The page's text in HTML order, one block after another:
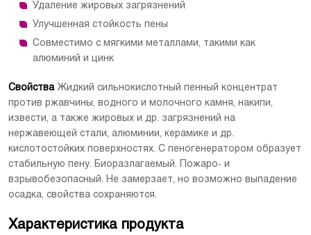
Удаление жировых загрязнений
Улучшенная стойкость пены
Совместимо с мягкими металлами, такими как
алюминий и цинк
Свойства Жидкий сильнокислотный пенный концентрат
против ржавчины, водного и молочного камня, накипи,
извести, а также жировых и др. загрязнений на
нержавеющей стали, алюминии, керамике и др.
кислотостойких поверхностях. С пеногенератором образует
стабильную пену. Биоразлагаемый. Пожаро- и
взрывобезопасный. Не замерзает, но возможно выпадение
осадка, свойства сохраняются.
Характеристика продукта